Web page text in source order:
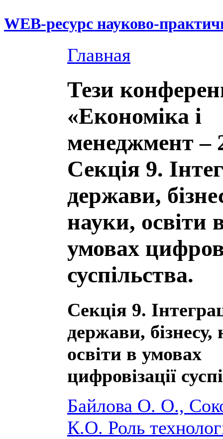
WEB-ресурс науково-
Главная
Тези
«Економіка і
менеджмент –
Секція 9.
держави,
науки, освіти
умовах
суспільства.
Секція 9.
держави, бізнесу,
освіти в умовах
цифровізації
Байлова О. О.,
К.О. Роль